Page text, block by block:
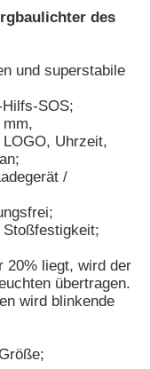
des
und superstabile
SOS;
Uhrzeit,
/
20% liegt, wird der
übertragen.
wird blinkende